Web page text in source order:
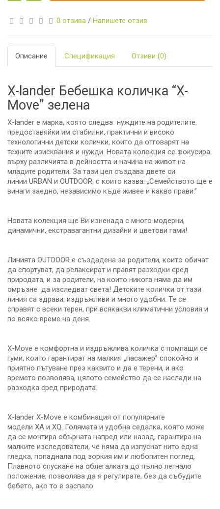
0 отзива / Напишете отзив
Описание Спецификация Отзиви (0)
X-lander Бебешка количка “X-
Move” зелена
X-lander е марка, която следва нуждите на родителите,
предоставяйки им стабилни, практични и високо
технологични детски колички, които да отговарят на
техните изисквания и нужди. Новата колекция се фокусира
върху различията в дейността и начина на живот на
младите родители. За тази цел създава двете си
линии URBAN и OUTDOOR, с които казва: „Семейството ще е
винаги заедно, независимо къде живее и какво прави.”
Новата колекция ще Ви изненада с много модерни,
динамични, екстравагантни дизайни и цветови гами!
Линията OUTDOOR е създадена за родители, които обичат
да спортуват, да релаксират и правят разходки сред
природата, и за родители, на които никога няма да им
омръзне да изследват света! Детските колички от тази
линия са здрави, издръжливи и много удобни. Те се
справят с всеки терен, при всякакви климатични условия и
по всяко време на деня.
X-Move е комфортна и издръжлива количка с помпащи се
гуми, които гарантират на малкия „пасажер” спокойно и
приятно пътуване през каквито и да е терени, и ако
времето позволява, цялото семейство да се наслади на
разходка сред природата.
X-lander X-Move е комбинация от популярните
модели XA и XQ. Голямата и удобна седалка, която може
да се монтира обърната напред или назад, гарантира на
малките изследователи, че няма да изпуснат нито една
гледка, попаднала под зоркия им и любопитен поглед.
Плавното спускане на облегалката до пълно легнало
положение, позволява да я регулирате, без да събудите
бебето, ако то е заспало.